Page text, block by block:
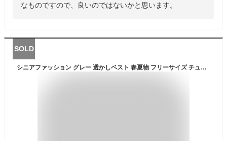
なものですので、良いのではないかと思います。
SOLD
シニアファッション グレー 透かしベスト 春夏物 フリーサイズ チュニック丈 洗濯機OK 60代 70代 80代 シニア レディース 体形カバー 通院 施設 老人ホーム ギフト プレゼント 母の日 敬老の日 高齢者 祖母 お年寄り